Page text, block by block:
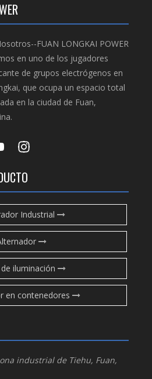
FUAN LONGKAI POWER
en uno de los jugadores
de grupos electrógenos en
que ocupa un espacio total
en la ciudad de Fuan,
Industrial
iluminación
en contenedores
industrial de Tiehu, Fuan,